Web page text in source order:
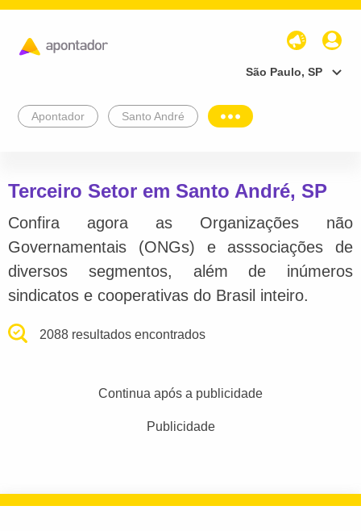
São Paulo, SP
Apontador Santo André
Terceiro Setor em Santo André, SP
Confira agora as Organizações não
Governamentais (ONGs) e asssociações de
diversos segmentos, além de inúmeros
sindicatos e cooperativas do Brasil inteiro.
2088 resultados encontrados
Continua após a publicidade
Publicidade